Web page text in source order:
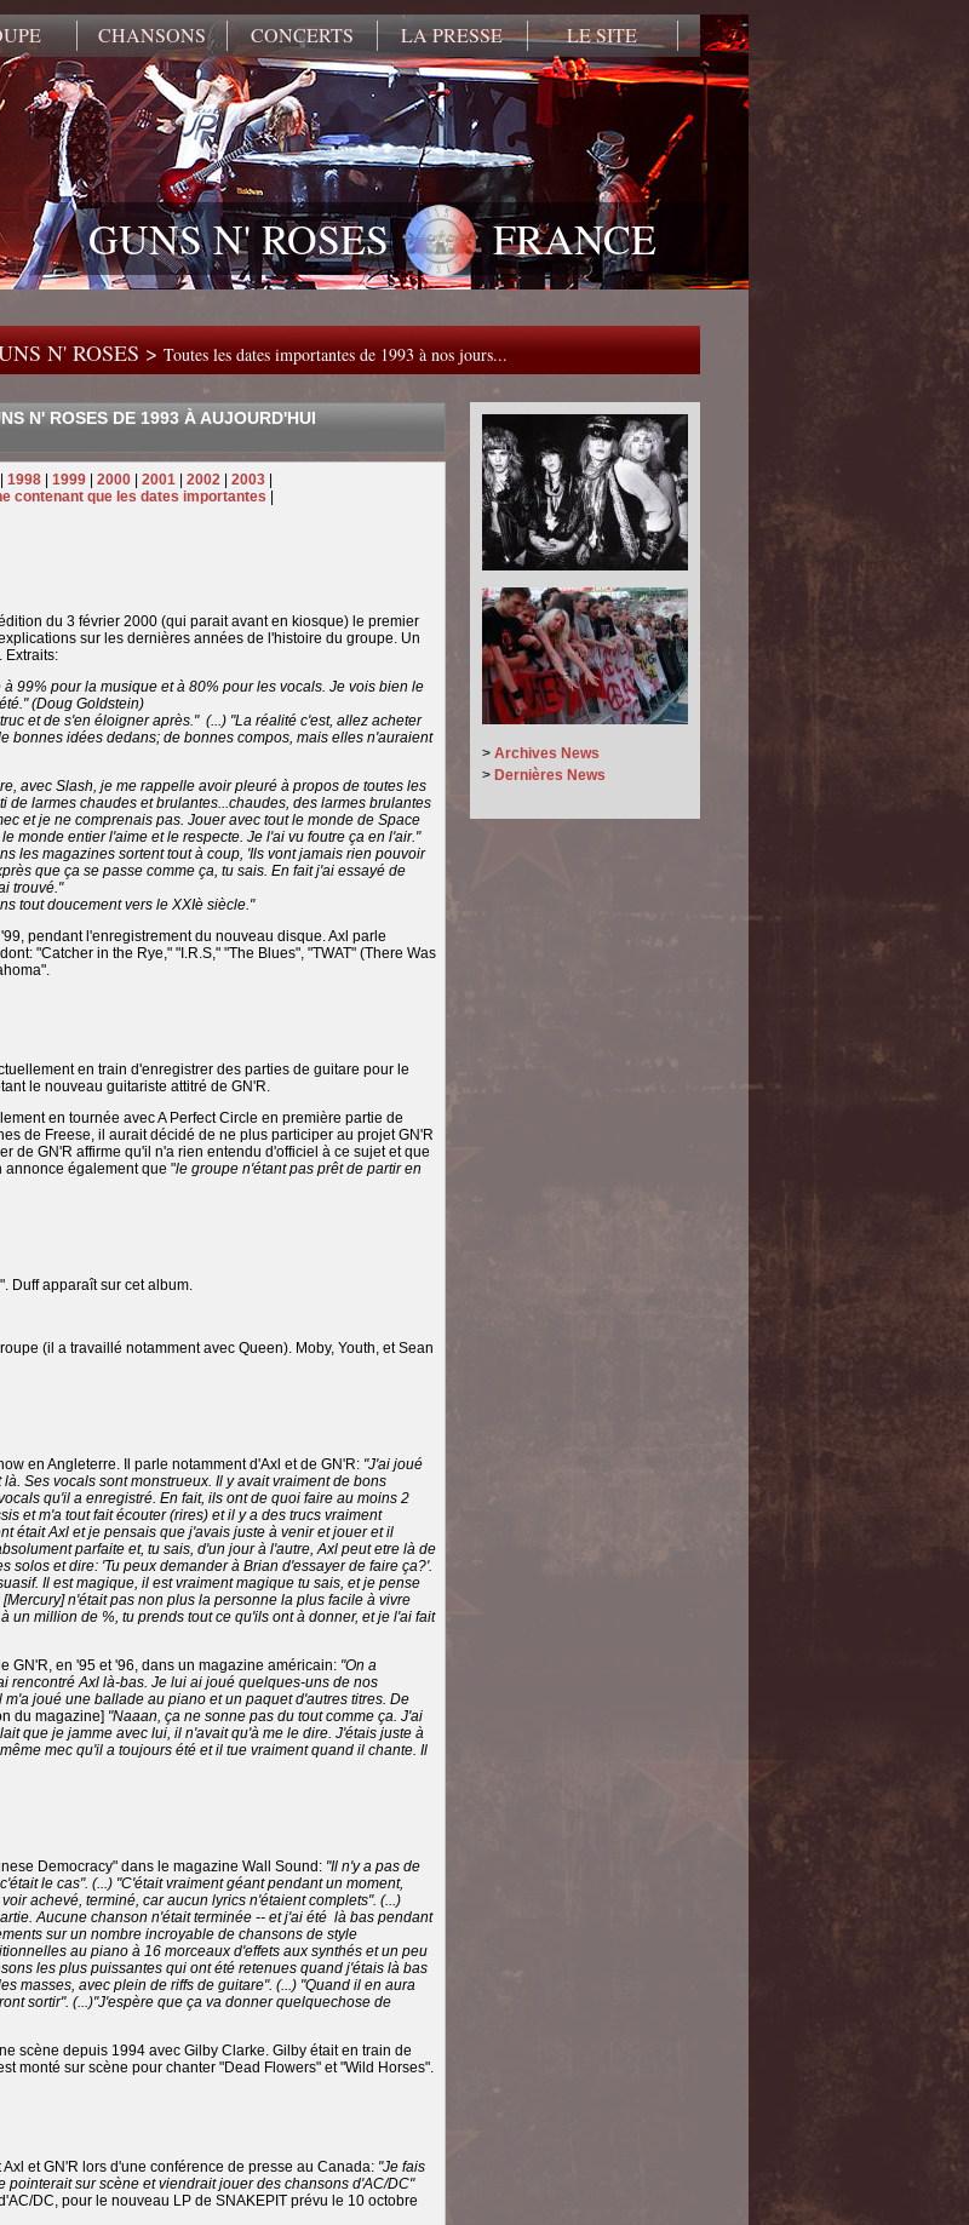
CHANSONS CONCERTS LA PRESSE LE SITE
GUNS N' ROSES FRANCE
N' ROSES >Toutes les dates importantes de 1993 à nos jours...
N' ROSES DE 1993 À AUJOURD'HUI
1998 1999 2000 2001 2002 2003
contenant que les dates importantes
du 3 février 2000 (qui parait avant en kiosque) le premier
sur les dernières années de l'histoire du groupe. Un
Extraits:
99% pour la musique et à 80% pour les vocals. Je vois bien le
(Doug Goldstein)
et de s'en éloigner après." (...) "La réalité c'est, allez acheter
bonnes idées dedans; de bonnes compos, mais elles n'auraient
avec Slash, je me rappelle avoir pleuré à propos de toutes les
larmes chaudes et brulantes...chaudes, des larmes brulantes
et je ne comprenais pas. Jouer avec tout le monde de Space
monde entier l'aime et le respecte. Je l'ai vu foutre ça en l'air."
les magazines sortent tout à coup, 'Ils vont jamais rien pouvoir
que ça se passe comme ça, tu sais. En fait j'ai essayé de
trouvé."
tout doucement vers le XXIè siècle."
pendant l'enregistrement du nouveau disque. Axl parle
"Catcher in the Rye," "I.R.S," "The Blues", "TWAT" (There Was
en train d'enregistrer des parties de guitare pour le
le nouveau guitariste attitré de GN'R.
en tournée avec A Perfect Circle en première partie de
de Freese, il aurait décidé de ne plus participer au projet GN'R
de GN'R affirme qu'il n'a rien entendu d'officiel à ce sujet et que
annonce également que "le groupe n'étant pas prêt de partir en
Duff apparaît sur cet album.
(il a travaillé notamment avec Queen). Moby, Youth, et Sean
en Angleterre. Il parle notamment d'Axl et de GN'R: "J'ai joué
Ses vocals sont monstrueux. Il y avait vraiment de bons
qu'il a enregistré. En fait, ils ont de quoi faire au moins 2
et m'a tout fait écouter (rires) et il y a des trucs vraiment
était Axl et je pensais que j'avais juste à venir et jouer et il
parfaite et, tu sais, d'un jour à l'autre, Axl peut etre là de
solos et dire: 'Tu peux demander à Brian d'essayer de faire ça?'.
Il est magique, il est vraiment magique tu sais, et je pense
n'était pas non plus la personne la plus facile à vivre
million de %, tu prends tout ce qu'ils ont à donner, et je l'ai fait
GN'R, en '95 et '96, dans un magazine américain: "On a
rencontré Axl là-bas. Je lui ai joué quelques-uns de nos
joué une ballade au piano et un paquet d'autres titres. De
du magazine] "Naaan, ça ne sonne pas du tout comme ça. J'ai
que je jamme avec lui, il n'avait qu'à me le dire. J'étais juste à
mec qu'il a toujours été et il tue vraiment quand il chante. Il
Democracy" dans le magazine Wall Sound: "Il n'y a pas de
le cas". (...) "C'était vraiment géant pendant un moment,
achevé, terminé, car aucun lyrics n'étaient complets". (...)
Aucune chanson n'était terminée -- et j'ai été là bas pendant
sur un nombre incroyable de chansons de style
au piano à 16 morceaux d'effets aux synthés et un peu
les plus puissantes qui ont été retenues quand j'étais là bas
masses, avec plein de riffs de guitare". (...) "Quand il en aura
sortir". (...)"J'espère que ça va donner quelquechose de
scène depuis 1994 avec Gilby Clarke. Gilby était en train de
monté sur scène pour chanter "Dead Flowers" et "Wild Horses".
et GN'R lors d'une conférence de presse au Canada: "Je fais
sur scène et viendrait jouer des chansons d'AC/DC"
DC, pour le nouveau LP de SNAKEPIT prévu le 10 octobre
> Archives News
> Dernières News